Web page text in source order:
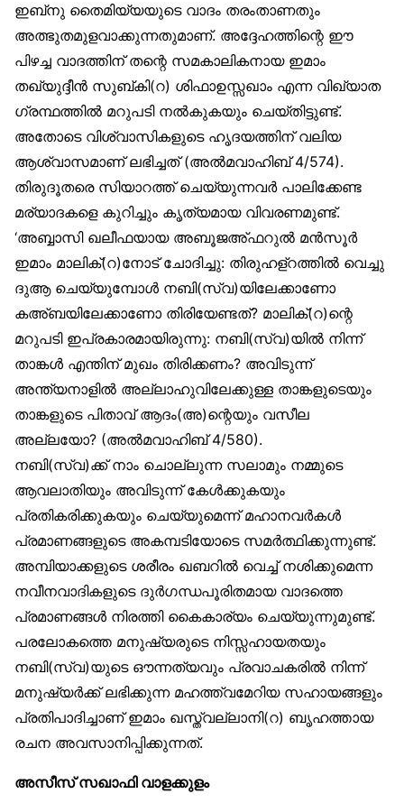
ഇബ്‌നു തൈമിയ്യയുടെ വാദം തരംതാണതും
അത്ഭുതമുളവാക്കുന്നതുമാണ്. അദ്ദേഹത്തിന്റെ ഈ
പിഴച്ച വാദത്തിന് തന്റെ സമകാലികനായ ഇമാം
തഖ്‌യുദ്ദീൻ സുബ്കി(റ) ശിഫാഉസ്സഖാം എന്ന വിഖ്യാത
ഗ്രന്ഥത്തിൽ മറുപടി നൽകുകയും ചെയ്തിട്ടുണ്ട്.
അതോടെ വിശ്വാസികളുടെ ഹൃദയത്തിന് വലിയ
ആശ്വാസമാണ് ലഭിച്ചത് (അൽമവാഹിബ് 4/574).
തിരുദൂതരെ സിയാറത്ത് ചെയ്യുന്നവർ പാലിക്കേണ്ട
മര്യാദകളെ കുറിച്ചും കൃത്യമായ വിവരണമുണ്ട്.
‘അബ്ബാസി ഖലീഫയായ അബൂജഅ്ഫറുൽ മൻസൂർ
ഇമാം മാലിക്(റ)നോട് ചോദിച്ചു: തിരുഹള്‌റത്തിൽ വെച്ചു
ദുആ ചെയ്യുമ്പോൾ നബി(സ്വ)യിലേക്കാണോ
കഅ്ബയിലേക്കാണോ തിരിയേണ്ടത്? മാലിക്(റ)ന്റെ
മറുപടി ഇപ്രകാരമായിരുന്നു: നബി(സ്വ)യിൽ നിന്ന്
താങ്കൾ എന്തിന് മുഖം തിരിക്കണം? അവിടുന്ന്
അന്ത്യനാളിൽ അല്ലാഹുവിലേക്കുള്ള താങ്കളുടെയും
താങ്കളുടെ പിതാവ് ആദം(അ)ന്റെയും വസീല
അല്ലയോ? (അൽമവാഹിബ് 4/580).
നബി(സ്വ)ക്ക് നാം ചൊല്ലുന്ന സലാമും നമ്മുടെ
ആവലാതിയും അവിടുന്ന് കേൾക്കുകയും
പ്രതികരിക്കുകയും ചെയ്യുമെന്ന് മഹാനവർകൾ
പ്രമാണങ്ങളുടെ അകമ്പടിയോടെ സമർത്ഥിക്കുന്നുണ്ട്.
അമ്പിയാക്കളുടെ ശരീരം ഖബറിൽ വെച്ച് നശിക്കുമെന്ന
നവീനവാദികളുടെ ദുർഗന്ധപൂരിതമായ വാദത്തെ
പ്രമാണങ്ങൾ നിരത്തി കൈകാര്യം ചെയ്യുന്നുമുണ്ട്.
പരലോകത്തെ മനുഷ്യരുടെ നിസ്സഹായതയും
നബി(സ്വ)യുടെ ഔന്നത്യവും പ്രവാചകരിൽ നിന്ന്
മനുഷ്യർക്ക് ലഭിക്കുന്ന മഹത്ത്വമേറിയ സഹായങ്ങളും
പ്രതിപാദിച്ചാണ് ഇമാം ഖസ്ത്വല്ലാനി(റ) ബൃഹത്തായ
രചന അവസാനിപ്പിക്കുന്നത്.
അസീസ് സഖാഫി വാളക്കുളം